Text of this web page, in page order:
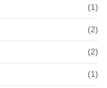
(1)
(2)
(2)
(1)